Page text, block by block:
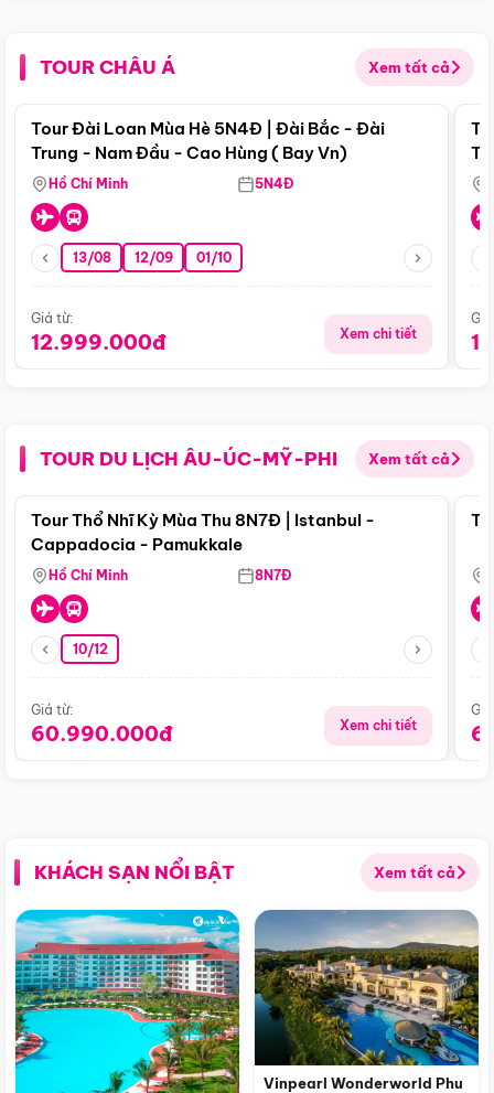
TOUR CHÂU Á Xem tất cả
Điểm nổi bật
Tour Đài Loan Mùa Hè 5N4Đ | Đài Bắc - Đài
Trung - Nam Đầu - Cao Hùng ( Bay Vn)
Hồ Chí Minh 5N4Đ
13/08 12/09 01/10
Giá từ:
12.999.000đ Xem chi tiết
TOUR DU LỊCH ÂU-ÚC-MỸ-PHI Xem tất cả
Điểm nổi bật
Tour Thổ Nhĩ Kỳ Mùa Thu 8N7Đ | Istanbul -
Cappadocia - Pamukkale
Hồ Chí Minh 8N7Đ
10/12
Giá từ:
60.990.000đ Xem chi tiết
KHÁCH SẠN NỔI BẬT Xem tất cả
Vinpearl Wonderworld Phu